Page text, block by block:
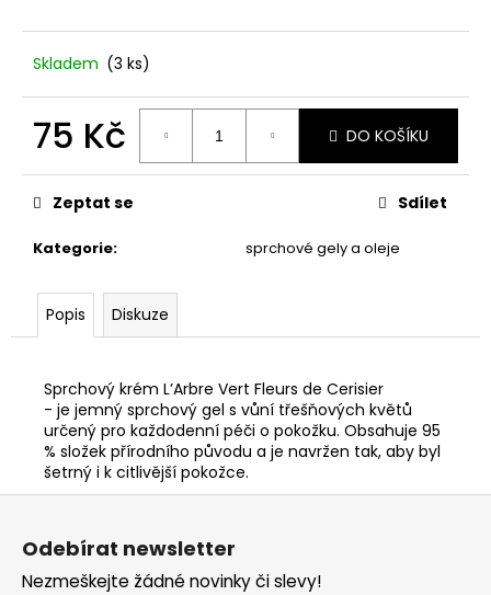
Skladem (3 ks)
75 Kč DO KOŠÍKU
Kategorie: sprchové gely a oleje
Zeptat se Sdílet
Popis Diskuze
Sprchový krém L’Arbre Vert Fleurs de Cerisier
- je jemný sprchový gel s vůní třešňových květů
určený pro každodenní péči o pokožku. Obsahuje 95
% složek přírodního původu a je navržen tak, aby byl
šetrný i k citlivější pokožce.
Odebírat newsletter
Nezmeškejte žádné novinky či slevy!